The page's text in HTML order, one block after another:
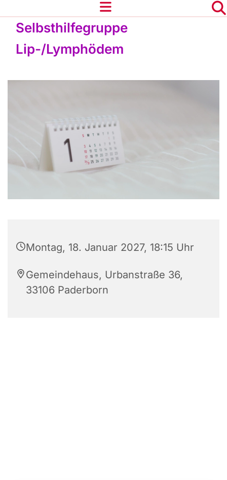
Selbsthilfegruppe
Lip-/Lymphödem
Montag, 18. Januar 2027, 18:15 Uhr
Gemeindehaus, Urbanstraße 36,
33106 Paderborn